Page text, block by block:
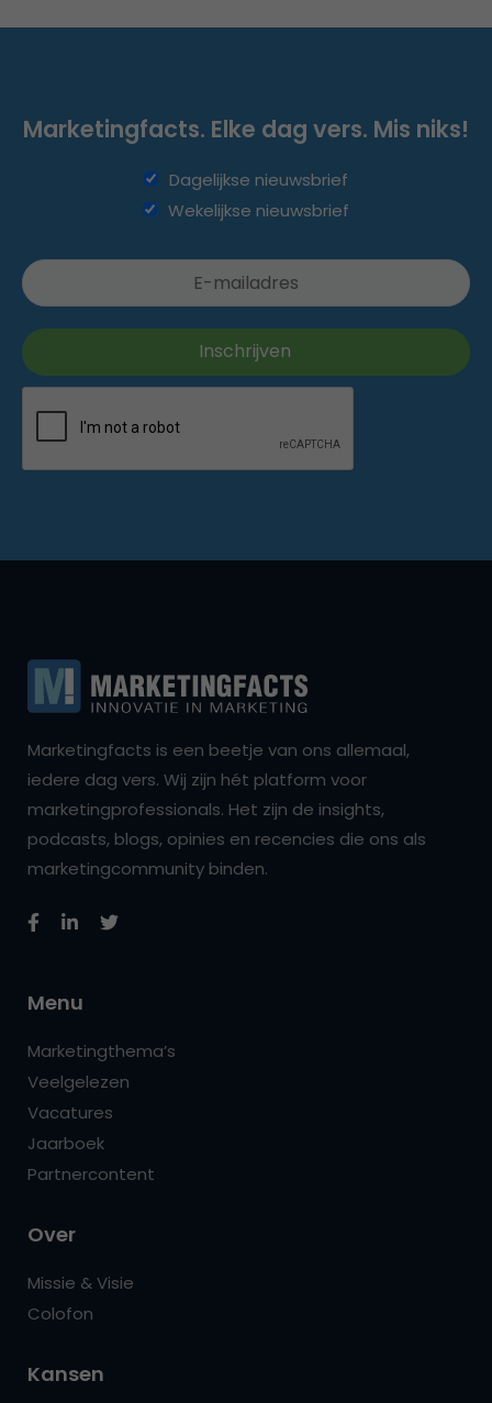
Marketingfacts. Elke dag vers. Mis niks!
Dagelijkse nieuwsbrief
Wekelijkse nieuwsbrief
Marketingfacts is een beetje van ons allemaal,
iedere dag vers. Wij zijn hét platform voor
marketingprofessionals. Het zijn de insights,
podcasts, blogs, opinies en recencies die ons als
marketingcommunity binden.
Menu
Marketingthema’s
Veelgelezen
Vacatures
Jaarboek
Partnercontent
Over
Missie & Visie
Colofon
Kansen